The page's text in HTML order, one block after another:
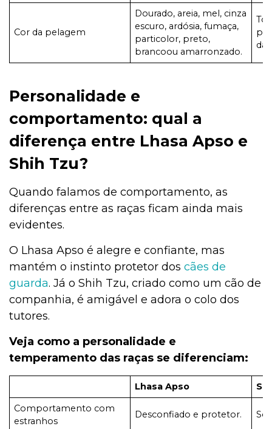
Cor da pelagem
Dourado, areia, mel, cinza
escuro, ardósia, fumaça,
particolor, preto,
brancoou amarronzado.
da
Personalidade e
comportamento: qual a
diferença entre Lhasa Apso e
Shih Tzu?
Quando falamos de comportamento, as
diferenças entre as raças ficam ainda mais
evidentes.
O Lhasa Apso é alegre e confiante, mas
mantém o instinto protetor dos cães de
guarda. Já o Shih Tzu, criado como um cão de
companhia, é amigável e adora o colo dos
tutores.
Veja como a personalidade e
temperamento das raças se diferenciam:
Lhasa Apso
Comportamento com
estranhos
Desconfiado e protetor.